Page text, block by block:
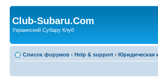
Club-Subaru.Com
Украинский Субару Клуб
Список форумов ‹ Help & support ‹ Юридическая